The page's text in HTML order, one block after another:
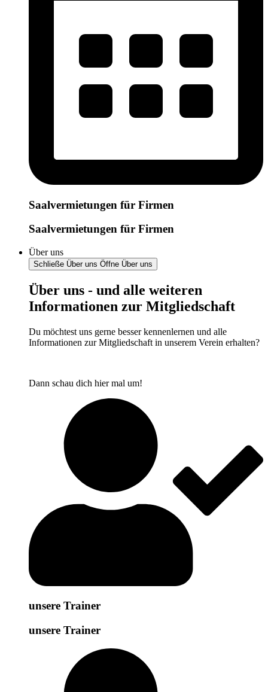
Saalvermietungen für Firmen
Saalvermietungen für Firmen
Über uns
Schließe Über uns Öffne Über uns
Über uns - und alle weiteren
Informationen zur Mitgliedschaft
Du möchtest uns gerne besser kennenlernen und alle
Informationen zur Mitgliedschaft in unserem Verein erhalten?
Dann schau dich hier mal um!
unsere Trainer
unsere Trainer